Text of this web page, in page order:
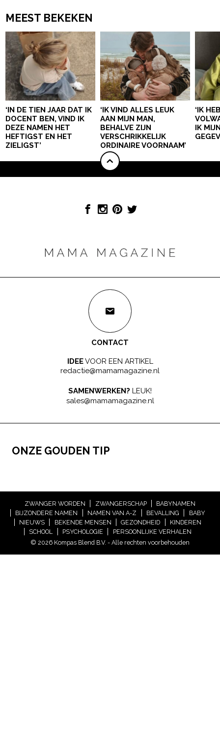
MEEST BEKEKEN
‘IN DE TIEN JAAR DAT IK
DOCENT BEN, VIND IK
DEZE NAMEN HET
HEFTIGST EN HET
ZIELIGST’
‘IK VIND ALLES LEUK
AAN MIJN MAN,
BEHALVE ZIJN
VERSCHRIKKELIJK
ORDINAIRE VOORNAAM’
‘IK
IK
CONTACT
IDEEVOOR EEN ARTIKEL
redactie@mamamagazine.nl
SAMENWERKEN? LEUK!
sales@mamamagazine.nl
ONZE GOUDEN TIP
ZWANGER WORDEN ZWANGERSCHAP
BABYNAMEN
BIJZONDERE NAMEN
NAMEN VAN A-Z BEVALLING
BABY
NIEUWS
BEKENDE MENSEN GEZONDHEID
KINDEREN
SCHOOL
PSYCHOLOGIE
PERSOONLIJKE VERHALEN
© 2026 Kompas Blend B.V. - Alle rechten voorbehouden